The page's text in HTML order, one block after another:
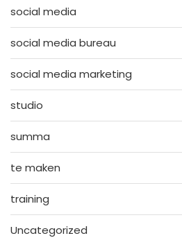
social media
social media bureau
social media marketing
studio
summa
te maken
training
Uncategorized